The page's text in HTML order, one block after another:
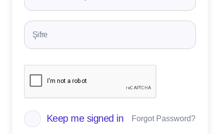
Keep me signed in Forgot Password?